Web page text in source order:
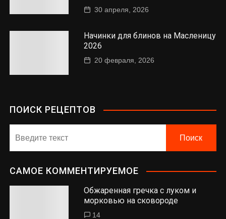
30 апреля, 2026
Начинки для блинов на Масленицу
2026
20 февраля, 2026
ПОИСК РЕЦЕПТОВ
САМОЕ КОММЕНТИРУЕМОЕ
Обжаренная гречка с луком и
морковью на сковороде
14